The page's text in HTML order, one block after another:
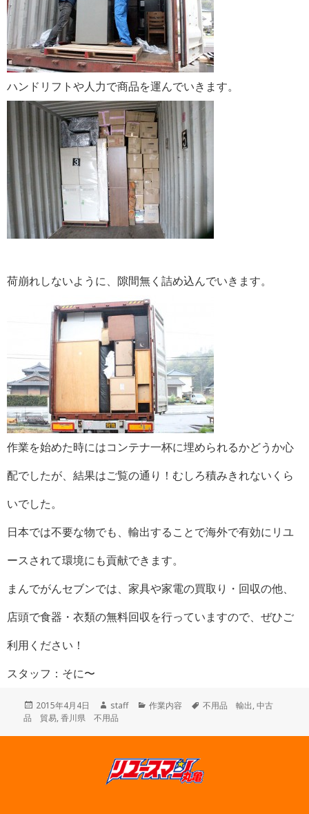
ハンドリフトや人力で商品を運んでいきます。
荷崩れしないように、隙間無く詰め込んでいきます。
作業を始めた時にはコンテナ一杯に埋められるかどうか心
配でしたが、結果はご覧の通り！むしろ積みきれないくら
いでした。
日本では不要な物でも、輸出することで海外で有効にリユ
ースされて環境にも貢献できます。
まんでがんセブンでは、家具や家電の買取り・回収の他、
店頭で食器・衣類の無料回収を行っていますので、ぜひご
利用ください！
スタッフ：そに〜
投
稿
2015年4月4日
作
成
staff
カ
作業内容
タ
不用品 輸出,中古
品 貿易,香川県 不用品